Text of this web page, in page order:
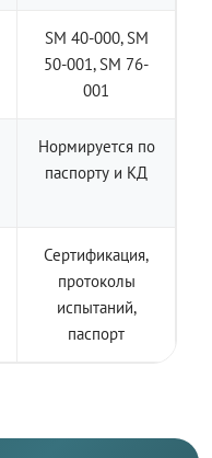
SM 40-000, SM
50-001, SM 76-
001
Нормируется по
паспорту и КД
Сертификация,
протоколы
испытаний,
паспорт